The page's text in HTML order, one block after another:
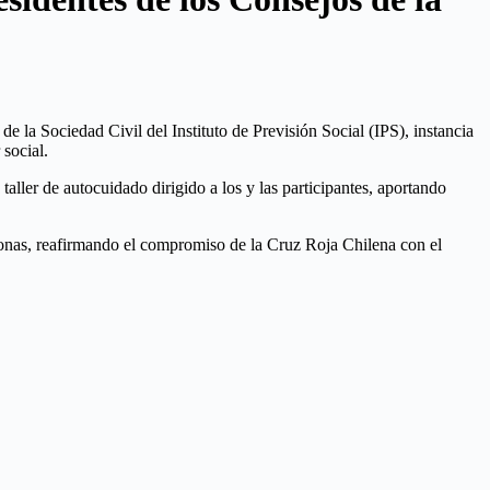
la Sociedad Civil del Instituto de Previsión Social (IPS), instancia
de autocuidado dirigido a los y las participantes, aportando
reafirmando el compromiso de la Cruz Roja Chilena con el